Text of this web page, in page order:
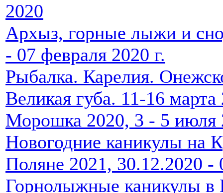
2020
Архыз, горные лыжи и
- 07 февраля 2020 г.
Рыбалка. Карелия.
Великая губа. 11-16 марта
Морошка 2020, 3 - 5 июля
Новогодние каникулы на
Поляне 2021, 30.12.2020 -
Горнолыжные каникулы в